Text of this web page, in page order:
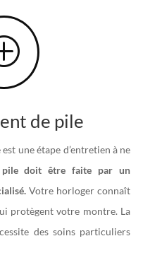
de pile
une étape d’entretien à ne
pile doit être faite par un
Votre horloger connaît
protègent votre montre. La
des soins particuliers